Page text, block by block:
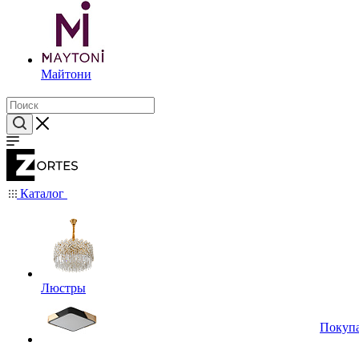
Майтони
Каталог
Люстры